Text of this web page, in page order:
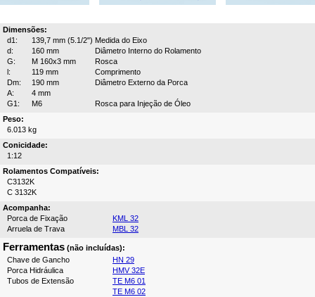
Dimensões:
d1:
139,7 mm (5.1/2") Medida do Eixo
d:
160 mm
Diâmetro Interno do Rolamento
G:
M 160x3 mm
Rosca
l:
119 mm
Comprimento
Dm:
190 mm
Diâmetro Externo da Porca
A:
4 mm
G1:
M6
Rosca para Injeção de Óleo
Peso:
6.013 kg
Conicidade:
1:12
Rolamentos Compatíveis:
C3132K
C 3132K
Acompanha:
Porca de Fixação
KML 32
Arruela de Trava
MBL 32
Ferramentas (não incluídas):
Chave de Gancho
HN 29
Porca Hidráulica
HMV 32E
Tubos de Extensão
TE M6 01
TE M6 02